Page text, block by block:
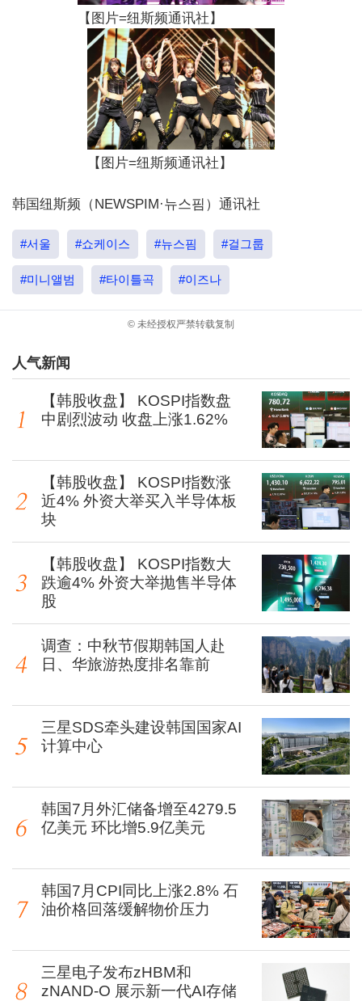
【图片=纽斯频通讯社】
【图片=纽斯频通讯社】
韩国纽斯频（NEWSPIM·뉴스핌）通讯社
#서울 #쇼케이스 #뉴스핌 #걸그룹
#미니앨범 #타이틀곡 #이즈나
© 未经授权严禁转载复制
人气新闻
【韩股收盘】 KOSPI指数盘
中剧烈波动 收盘上涨1.62%
【韩股收盘】 KOSPI指数涨
近4% 外资大举买入半导体板
块
【韩股收盘】 KOSPI指数大
跌逾4% 外资大举抛售半导体
股
调查：中秋节假期韩国人赴
日、华旅游热度排名靠前
三星SDS牵头建设韩国国家AI
计算中心
韩国7月外汇储备增至4279.5
亿美元 环比增5.9亿美元
韩国7月CPI同比上涨2.8% 石
油价格回落缓解物价压力
三星电子发布zHBM和
zNAND-O 展示新一代AI存储